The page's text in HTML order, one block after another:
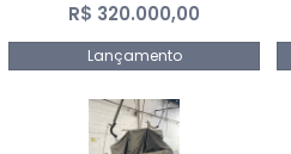
R$ 320.000,00
Lançamento